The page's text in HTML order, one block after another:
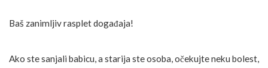
Baš zanimljiv rasplet događaja!
Ako ste sanjali babicu, a starija ste osoba, očekujte neku bolest,